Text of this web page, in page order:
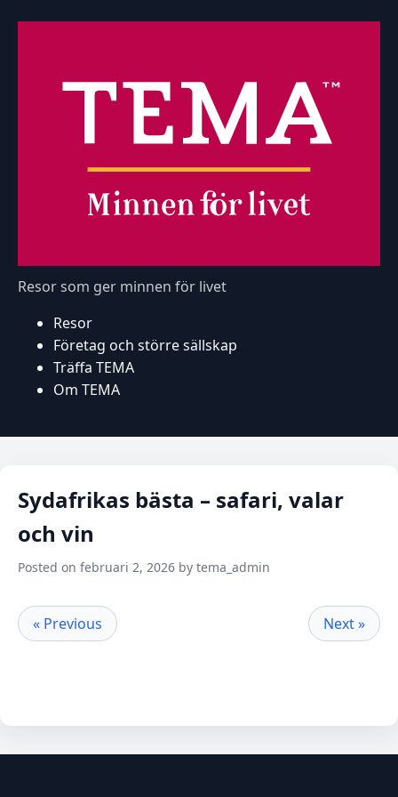
Resor som ger minnen för livet
Resor
Företag och större sällskap
Träffa TEMA
Om TEMA
Sydafrikas bästa – safari, valar
och vin
Posted on februari 2, 2026 by tema_admin
« Previous Next »